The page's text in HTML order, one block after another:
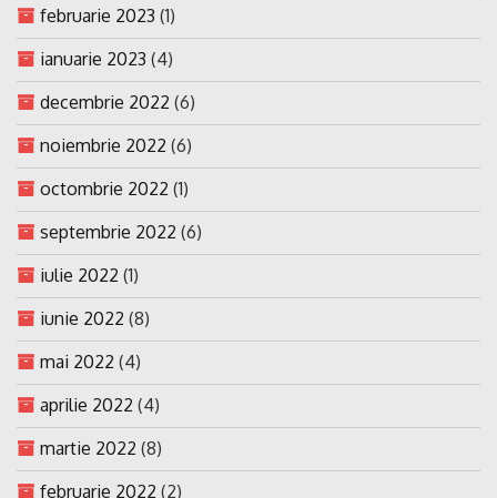
februarie 2023 (1)
ianuarie 2023 (4)
decembrie 2022 (6)
noiembrie 2022 (6)
octombrie 2022 (1)
septembrie 2022 (6)
iulie 2022 (1)
iunie 2022 (8)
mai 2022 (4)
aprilie 2022 (4)
martie 2022 (8)
februarie 2022 (2)